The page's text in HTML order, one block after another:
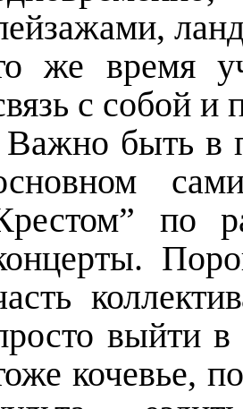
же время
с собой
Важно быть в
по
выйти
кочевье,